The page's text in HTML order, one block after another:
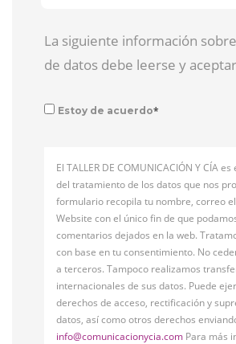
La siguiente información
de datos debe leerse y
Estoy de acuerdo*
El TALLER DE COMUNICACIÓN Y CÍA
del tratamiento de los datos que nos
formulario recopila tu nombre, correo
Website con el único fin de que
comentarios dejados en la web.
con base en tu consentimiento. No
a terceros. Tampoco realizamos
internacionales de sus datos. Puede
derechos de acceso, rectificación y
datos, así como otros derechos
info@comunicacionycia.com Para más